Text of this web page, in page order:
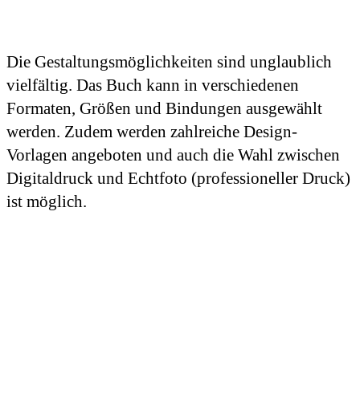
Die Gestaltungsmöglichkeiten sind unglaublich
vielfältig. Das Buch kann in verschiedenen
Formaten, Größen und Bindungen ausgewählt
werden. Zudem werden zahlreiche Design-
Vorlagen angeboten und auch die Wahl zwischen
Digitaldruck und Echtfoto (professioneller Druck)
ist möglich.